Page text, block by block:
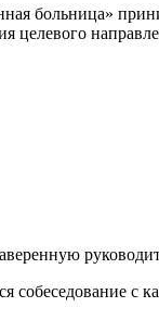
больница»
с